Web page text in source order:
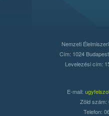
Nemzeti
Cím: 1024
Levelezési cím:
E-mail:
Zöld szám:
Telefon: